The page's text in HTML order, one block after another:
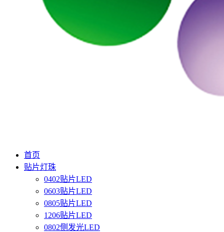
首页
贴片灯珠
0402贴片LED
0603贴片LED
0805贴片LED
1206贴片LED
0802侧发光LED